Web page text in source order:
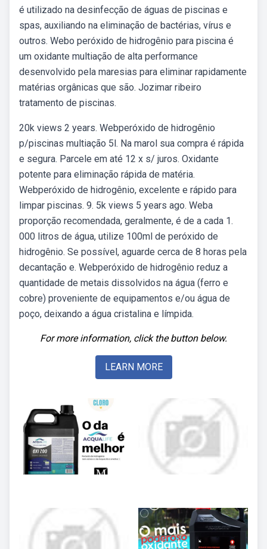
é utilizado na desinfecção de águas de piscinas e
spas, auxiliando na eliminação de bactérias, vírus e
outros. Webo peróxido de hidrogênio para piscina é
um oxidante multiação de alta performance
desenvolvido pela maresias para eliminar rapidamente
matérias orgânicas que são. Jozimar ribeiro
tratamento de piscinas.
20k views 2 years. Webperóxido de hidrogênio
p/piscinas multiação 5l. Na marol sua compra é rápida
e segura. Parcele em até 12 x s/ juros. Oxidante
potente para eliminação rápida de matéria.
Webperóxido de hidrogênio, excelente e rápido para
limpar piscinas. 9. 5k views 5 years ago. Weba
proporção recomendada, geralmente, é de a cada 1.
000 litros de água, utilize 100ml de peróxido de
hidrogênio. Se possível, aguarde cerca de 8 horas pela
decantação e. Webperóxido de hidrogênio reduz a
quantidade de metais dissolvidos na água (ferro e
cobre) proveniente de equipamentos e/ou água de
poço, deixando a água cristalina e límpida.
For more information, click the button below.
LEARN MORE